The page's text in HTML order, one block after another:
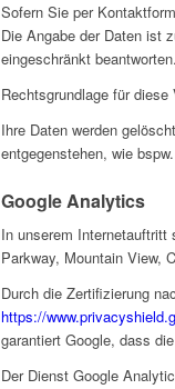
Sofern Sie per
Die Angabe der Daten ist
eingeschränkt beantworten.
Rechtsgrundlage für
Ihre Daten werden
entgegenstehen, wie
Google Analytics
In unserem Internetauftritt
Parkway, Mountain View,
Durch die Zertifizierung
https://
garantiert Google, dass
Der Dienst Google